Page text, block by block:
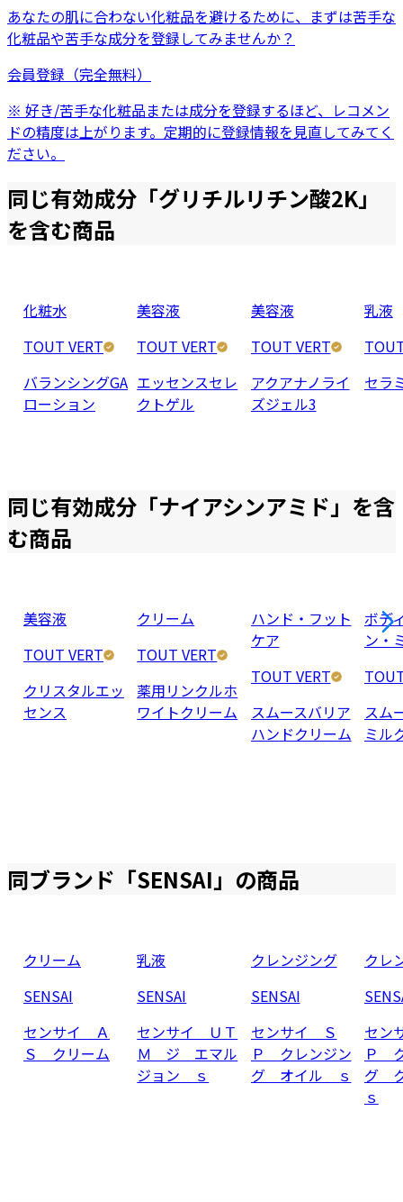
あなたの肌に合わない化粧品を避けるために、まずは苦手な
化粧品や苦手な成分を登録してみませんか？
会員登録（完全無料）
※ 好き/苦手な化粧品または成分を登録するほど、レコメン
ドの精度は上がります。定期的に登録情報を見直してみてく
ださい。
同じ有効成分「グリチルリチン酸2K」
を含む商品
化粧水
TOUT VERT
バランシングGA
ローション
美容液
TOUT VERT
エッセンスセレ
クトゲル
美容液
TOUT VERT
アクアナノライ
ズジェル3
乳液
セラ
同じ有効成分「ナイアシンアミド」を含
む商品
美容液
TOUT VERT
クリスタルエッ
センス
クリーム
TOUT VERT
薬用リンクルホ
ワイトクリーム
ハンド・フット
ケア
TOUT VERT
スムースバリア
ハンドクリーム
ボデ
ン・
スム
ミル
同ブランド「SENSAI 」の商品
クリーム
SENSAI
センサイ Ａ
Ｓ クリーム
乳液
SENSAI
センサイ ＵＴ
Ｍ ジ エマル
ジョン ｓ
クレンジング
SENSAI
センサイ Ｓ
Ｐ クレンジン
グ オイル ｓ
クレ
セン
Ｐ
グ
ｓ